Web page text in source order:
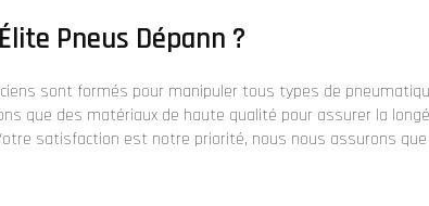
Pneus Dépann ?
sont formés pour manipuler tous types de
que des matériaux de haute qualité pour assurer la
satisfaction est notre priorité, nous nous assurons